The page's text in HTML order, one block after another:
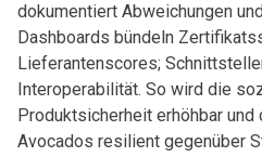
dokumentiert Abweichungen
Dashboards bündeln
Lieferantenscores;
Interoperabilität. So wird die
Produktsicherheit erhöhbar
Avocados resilient gegenüber